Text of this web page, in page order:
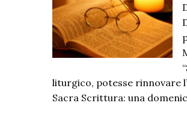
liturgico, potesse rinnovare
Sacra Scrittura: una